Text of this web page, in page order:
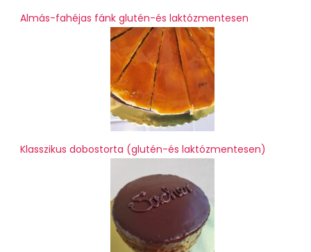
Almás-fahéjas fánk glutén-és laktózmentesen
Klasszikus dobostorta (glutén-és laktózmentesen)